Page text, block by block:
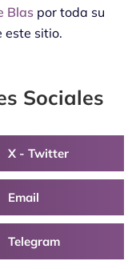
Blas por toda su
este sitio.
Sociales
X - Twitter
Email
Telegram